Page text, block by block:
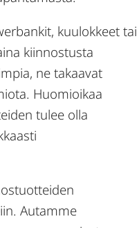
kuulokkeet tai
kiinnostusta
ne takaavat
Huomioikaa
tulee olla
Autamme